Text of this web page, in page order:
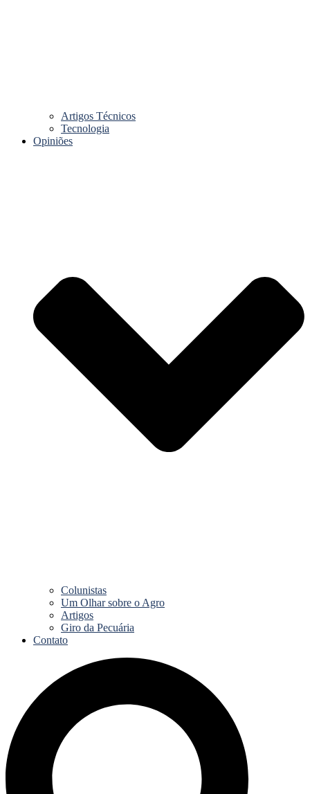
Artigos Técnicos
Tecnologia
Opiniões
Colunistas
Um Olhar sobre o Agro
Artigos
Giro da Pecuária
Contato